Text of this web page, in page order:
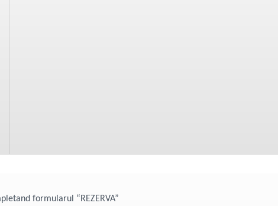
formularul “REZERVA”